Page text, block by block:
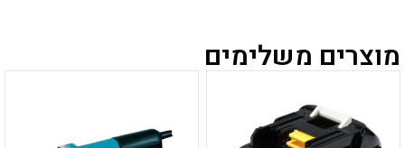
מוצרים משלימים